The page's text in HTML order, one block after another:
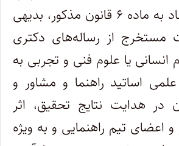
مقالات و با استناد به ماده ۶ قانون مذکور، بدیهی
مستخرج از رساله‌های دکتری
یا علوم فنی و تجربی به
اساتید راهنما و مشاور و
در هدایت نتایج تحقیق، اثر
تیم راهنمایی و به ویژه